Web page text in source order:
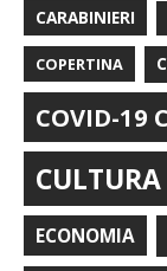
CARABINIERI
COPERTINA
COVID-19
CULTURA
ECONOMIA